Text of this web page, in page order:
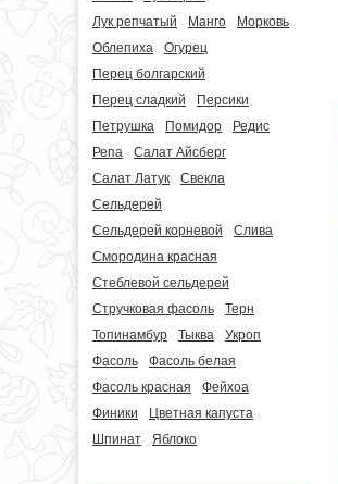
Лук репчатый
Манго
Морковь
Облепиха
Огурец
Перец болгарский
Перец сладкий
Персики
Петрушка
Помидор
Редис
Репа
Салат Айсберг
Салат Латук
Свекла
Сельдерей
Сельдерей корневой
Слива
Смородина красная
Стеблевой сельдерей
Стручковая фасоль
Терн
Топинамбур
Тыква
Укроп
Фасоль
Фасоль белая
Фасоль красная
Фейхоа
Финики
Цветная капуста
Шпинат
Яблоко